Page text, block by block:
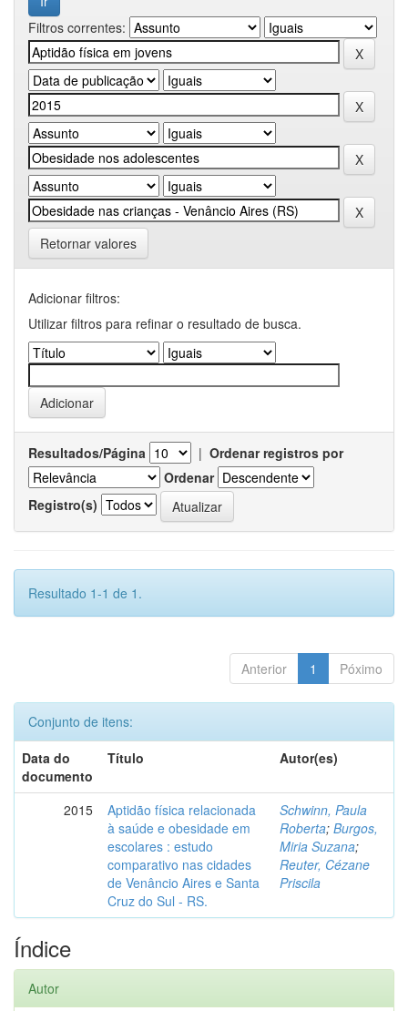
Filtros correntes:
Retornar valores
Adicionar filtros:
Utilizar filtros para refinar o resultado de busca.
Resultados/Página | Ordenar registros por
Ordenar
Registro(s)
Resultado 1-1 de 1.
Anterior 1 Póximo
Conjunto de itens:
Data do
documento
Título Autor(es)
2015
Aptidão física relacionada
à saúde e obesidade em
escolares : estudo
comparativo nas cidades
de Venâncio Aires e Santa
Cruz do Sul - RS.
Schwinn, Paula
Roberta; Burgos,
Miria Suzana;
Reuter, Cézane
Priscila
Índice
Autor